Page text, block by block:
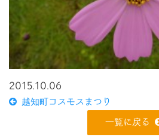
2015.10.06
越知町コスモスまつり
一覧に戻る